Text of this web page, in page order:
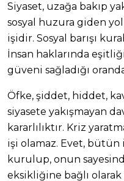
Siyaset, uzağa bakıp
sosyal huzura giden
işidir. Sosyal barışı
İnsan haklarında
güveni sağladığı
Öfke, şiddet, hiddet,
siyasete yakışmayan
kararlılıktır. Kriz
işi olamaz. Evet, bütün
kurulup, onun
eksikliğine bağlı olarak